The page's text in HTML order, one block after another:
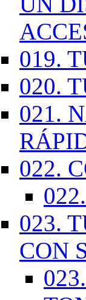
019.
020.
021.
022.
023.
CON